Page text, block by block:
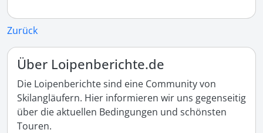
Zurück
Über Loipenberichte.de
Die Loipenberichte sind eine Community von
Skilangläufern. Hier informieren wir uns gegenseitig
über die aktuellen Bedingungen und schönsten
Touren.